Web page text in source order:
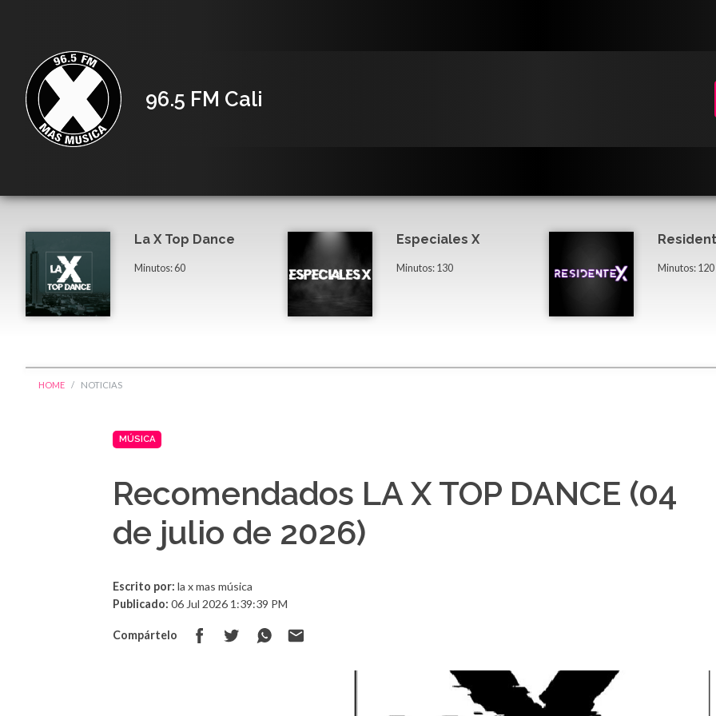
96.5 FM Cali
La X Top Dance
Minutos: 60
Especiales X
Minutos: 130 Minutos: 120
HOME NOTICIAS
MÚSICA
Recomendados LA X TOP DANCE (04
de julio de 2026)
Escrito por: la x mas música
Publicado: 06 Jul 2026 1:39:39 PM
Compártelo